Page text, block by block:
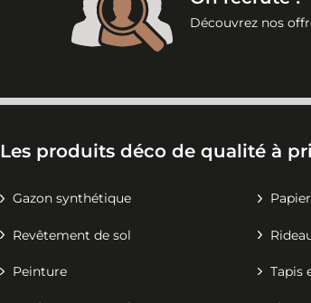
Découvrez nos
Les produits déco de qualité à
Gazon synthétique
Revêtement de sol
Peinture Tapis